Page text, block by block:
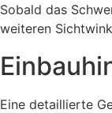
Sobald das
weiteren
Eine detaillierte